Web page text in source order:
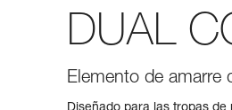
DUAL
Elemento de amarre